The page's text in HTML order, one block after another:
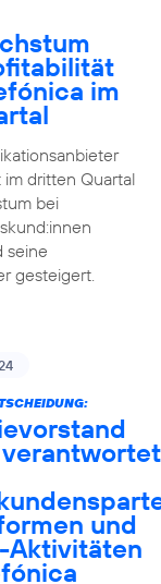
im
dritten Quartal
bei
seine
gesteigert.
und
Aktivitäten